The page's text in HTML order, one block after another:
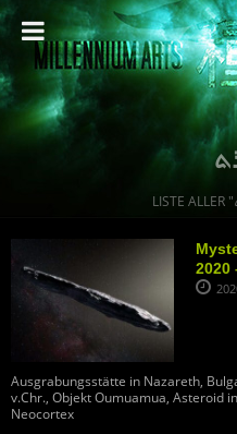
2020
Ausgrabungsstätte in Nazareth,
v.Chr., Objekt Oumuamua, Asteroid
Neocortex